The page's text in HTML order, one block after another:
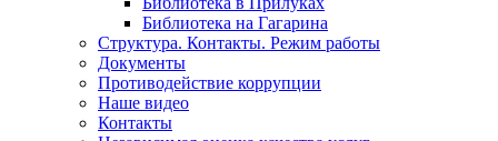
Библиотека на Гагарина
Структура. Контакты. Режим работы
Документы
Противодействие коррупции
Наше видео
Контакты